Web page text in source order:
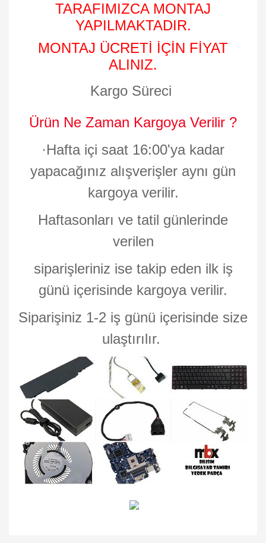
TARAFIMIZCA MONTAJ
YAPILMAKTADIR.
MONTAJ ÜCRETİ İÇİN FİYAT
ALINIZ.
Kargo Süreci
Ürün Ne Zaman Kargoya Verilir ?
·Hafta içi saat 16:00'ya kadar
yapacağınız alışverişler aynı gün
kargoya verilir.
Haftasonları ve tatil günlerinde
verilen
siparişleriniz ise takip eden ilk iş
günü içerisinde kargoya verilir.
Siparişiniz 1-2 iş günü içerisinde size
ulaştırılır.